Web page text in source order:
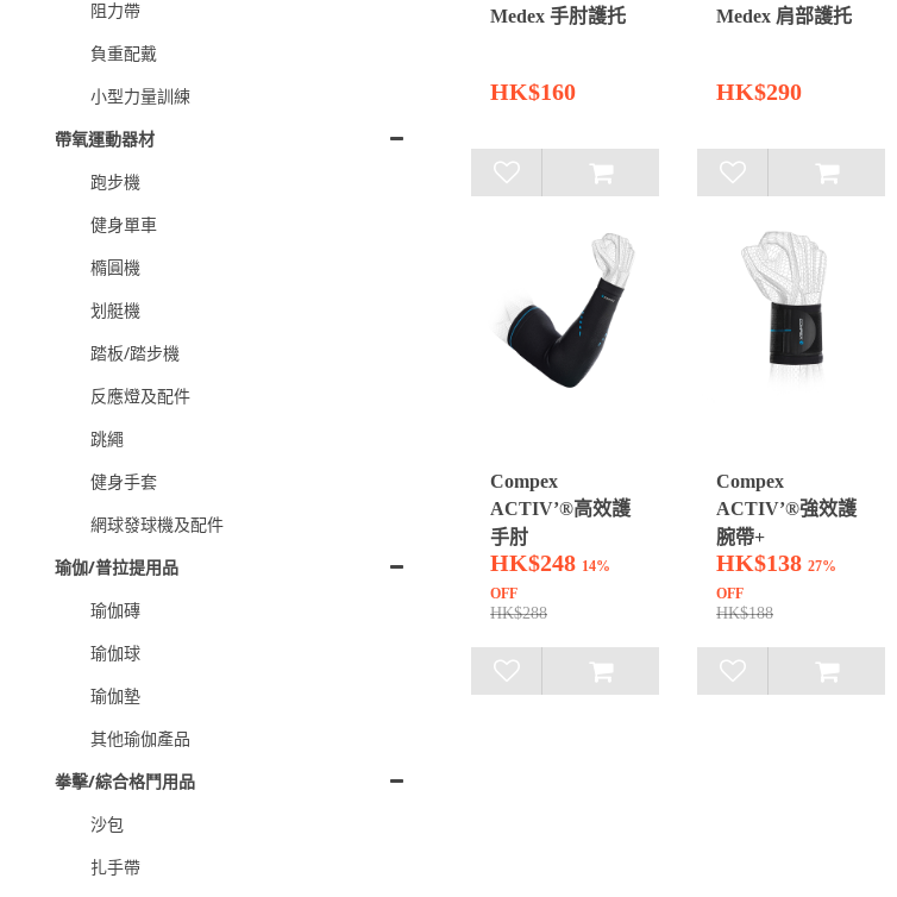
阻力帶
負重配戴
小型力量訓練
帶氧運動器材
跑步機
健身單車
橢圓機
划艇機
踏板/踏步機
反應燈及配件
跳繩
健身手套
網球發球機及配件
瑜伽/普拉提用品
瑜伽磚
瑜伽球
瑜伽墊
其他瑜伽產品
拳擊/綜合格鬥用品
沙包
扎手帶
Medex 手肘護托
HK$160
Medex 肩部護托
HK$290
Compex
ACTIV’®高效護
手肘
HK$248 14%
OFF
HK$288
Compex
ACTIV’®強效護
腕帶+
HK$138 27%
OFF
HK$188